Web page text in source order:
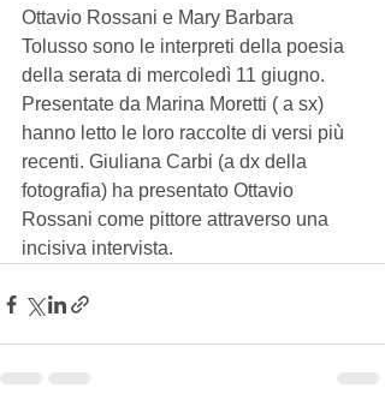
Ottavio Rossani e Mary Barbara
Tolusso sono le interpreti della poesia
della serata di mercoledì 11 giugno.
Presentate da Marina Moretti ( a sx)
hanno letto le loro raccolte di versi più
recenti. Giuliana Carbi (a dx della
fotografia) ha presentato Ottavio
Rossani come pittore attraverso una
incisiva intervista.